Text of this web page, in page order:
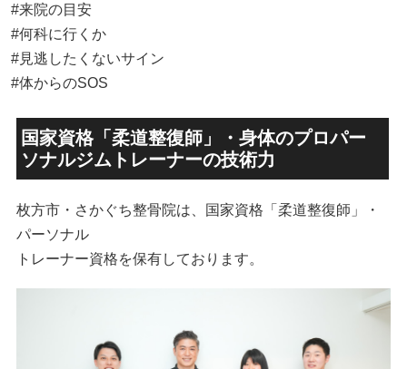
#来院の目安
#何科に行くか
#見逃したくないサイン
#体からのSOS
国家資格「柔道整復師」・身体のプロパー
ソナルジムトレーナーの技術力
枚方市・さかぐち整骨院は、国家資格「柔道整復師」・
パーソナル
トレーナー資格を保有しております。